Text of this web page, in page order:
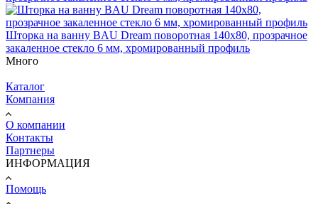
Шторка на ванну BAU Dream поворотная 140x80, прозрачное
закаленное стекло 6 мм, хромированный профиль
Много
Каталог
Компания
О компании
Контакты
Партнеры
ИНФОРМАЦИЯ
Помощь